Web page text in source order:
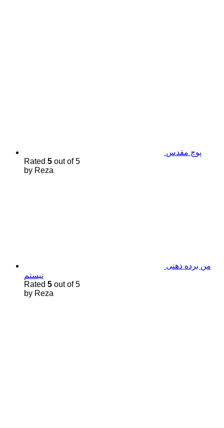
پوچ مقدس
Rated 5 out of 5
by Reza
من برده ذهنی
نیستم
Rated 5 out of 5
by Reza